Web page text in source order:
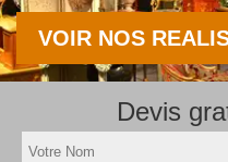
VOIR NOS
Devis